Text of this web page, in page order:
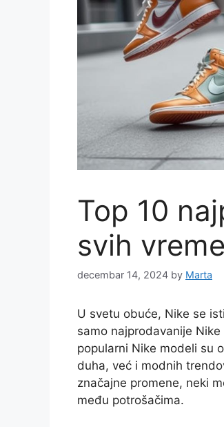
Top 10
svih
decembar 14, 2024 by Marta
U svetu obuće, Nike se
samo najprodavanije
popularni Nike modeli su
duha, već i modnih
značajne promene, neki
među potrošačima.